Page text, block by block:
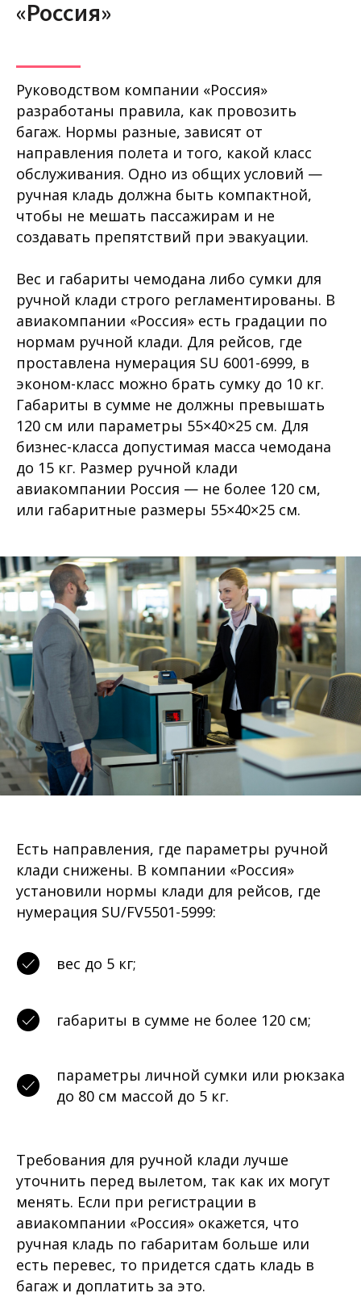
«Россия»
Руководством компании «Россия»
разработаны правила, как провозить
багаж. Нормы разные, зависят от
направления полета и того, какой класс
обслуживания. Одно из общих условий —
ручная кладь должна быть компактной,
чтобы не мешать пассажирам и не
создавать препятствий при эвакуации.
Вес и габариты чемодана либо сумки для
ручной клади строго регламентированы. В
авиакомпании «Россия» есть градации по
нормам ручной клади. Для рейсов, где
проставлена нумерация SU 6001-6999, в
эконом-класс можно брать сумку до 10 кг.
Габариты в сумме не должны превышать
120 см или параметры 55×40×25 см. Для
бизнес-класса допустимая масса чемодана
до 15 кг. Размер ручной клади
авиакомпании Россия — не более 120 см,
или габаритные размеры 55×40×25 см.
Есть направления, где параметры ручной
клади снижены. В компании «Россия»
установили нормы клади для рейсов, где
нумерация SU/FV5501-5999:
вес до 5 кг;
габариты в сумме не более 120 см;
параметры личной сумки или рюкзака
до 80 см массой до 5 кг.
Требования для ручной клади лучше
уточнить перед вылетом, так как их могут
менять. Если при регистрации в
авиакомпании «Россия» окажется, что
ручная кладь по габаритам больше или
есть перевес, то придется сдать кладь в
багаж и доплатить за это.